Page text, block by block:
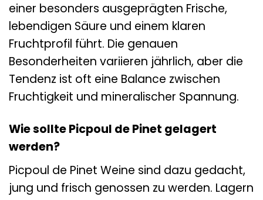
einer besonders ausgeprägten Frische,
lebendigen Säure und einem klaren
Fruchtprofil führt. Die genauen
Besonderheiten variieren jährlich, aber die
Tendenz ist oft eine Balance zwischen
Fruchtigkeit und mineralischer Spannung.
Wie sollte Picpoul de Pinet gelagert
werden?
Picpoul de Pinet Weine sind dazu gedacht,
jung und frisch genossen zu werden. Lagern